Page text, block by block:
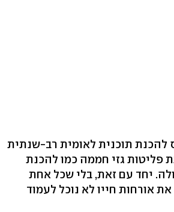
להכנת תוכנית לאומית רב-שנתית
פליטות גזי חממה כמו להכנת
יחד עם זאת, בלי שכל אחת
אורחות חייו לא נוכל לעמוד